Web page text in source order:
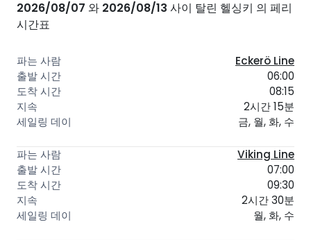
2026/08/07 와 2026/08/13 사이 탈린 헬싱키 의 페리
시간표
Eckerö Line
06:00
08:15
2시간 15분
금, 월, 화, 수
Viking Line
07:00
09:30
2시간 30분
월, 화, 수